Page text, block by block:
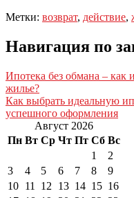
Метки: возврат, действие,
Навигация по
Ипотека без обмана – как
жилье?
Как выбрать идеальную
успешного оформления
Август 2026
Пн Вт Ср Чт Пт Сб Вс
1
2
3
4 5 6 7 8
9
10 11 12 13 14 15 16